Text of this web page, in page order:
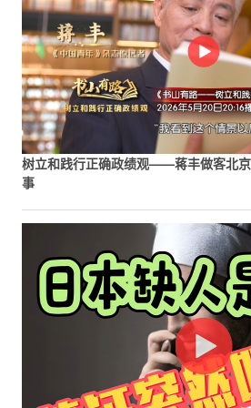
树立和践行正确政绩观——蒋丰做客北
事